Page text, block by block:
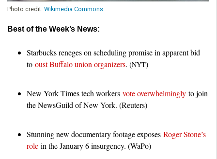
Photo credit: Wikimedia Commons
Best of the Week’s News:
Starbucks reneges on scheduling promise in apparent bid
to oust Buffalo union organizers. (NYT)
New York Times tech workers vote overwhelmingly to join
the NewsGuild of New York. (Reuters)
Stunning new documentary footage exposes Roger Stone’s
role in the January 6 insurgency. (WaPo)